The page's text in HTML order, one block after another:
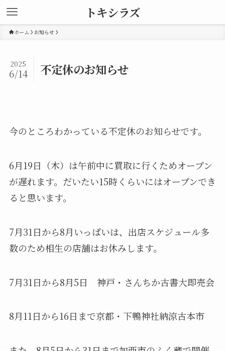
トキシラズ
ホーム お知らせ
不定休のお知らせ
2025
6/14
今のところわかっている不定休のお知らせです。
6月19日（木）は午前中に買取に行くためオープン
が遅れます。だいたい15時くらいにはオープンでき
ると思います。
7月31日から8月いっぱいは、出店スケジュール多
数のため相生の店舗はお休みします。
7月31日から8月5日 神戸・さんちか古書大即売会
8月11日から16日まで京都・下鴨神社納涼古本市